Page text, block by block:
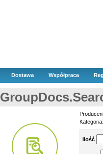
Dostawa Współpraca
Ilość